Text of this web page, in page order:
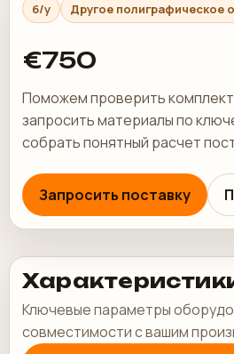
б/у Другое полиграфическое
€750
Поможем проверить
запросить материалы по
собрать понятный расчет
Запросить поставку
Ключевые параметры
совместимости с вашим